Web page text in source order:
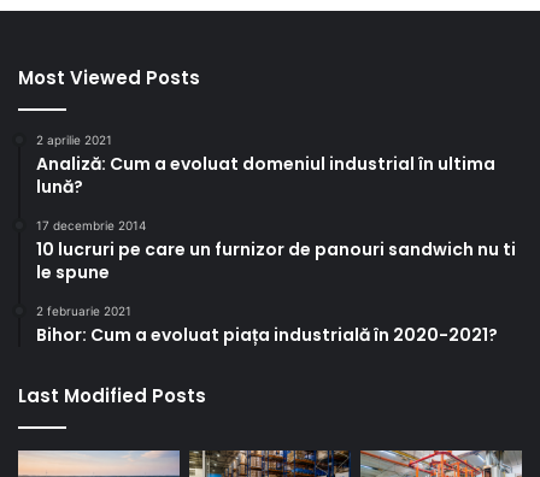
Most Viewed Posts
2 aprilie 2021
Analiză: Cum a evoluat domeniul industrial în ultima
lună?
17 decembrie 2014
10 lucruri pe care un furnizor de panouri sandwich nu ti
le spune
2 februarie 2021
Bihor: Cum a evoluat piața industrială în 2020-2021?
Last Modified Posts